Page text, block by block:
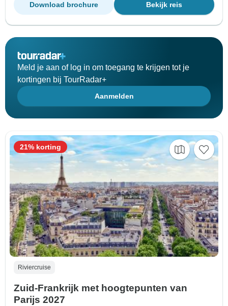
Bekijk reis
Download brochure
Meld je aan of log in om toegang te krijgen tot je
kortingen bij TourRadar+
Aanmelden
Riviercruise
Zuid-Frankrijk met hoogtepunten van
Parijs 2027
21% korting